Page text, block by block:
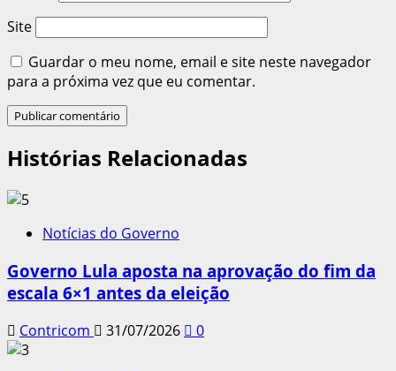
Site
Guardar o meu nome, email e site neste navegador
para a próxima vez que eu comentar.
Histórias Relacionadas
Notícias do Governo
Governo Lula aposta na aprovação do fim da
escala 6×1 antes da eleição
Contricom 31/07/2026 0